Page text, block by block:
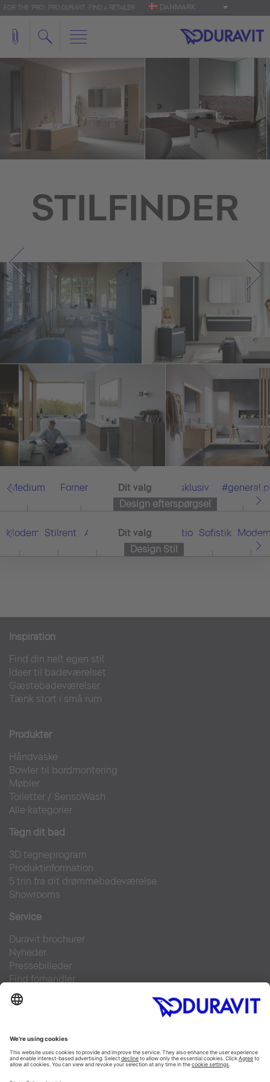
FOR THE 'PRO': PRO.DURAVIT FIND A RETAILER DANMARK
STILFINDER
Medium Fornemme Alle Eksklusiv
Design efterspørgsel
Dit valg
Moderne Stilrent Asian Alle FunktionelSofistikeret
Design Stil
Dit valg
Inspiration
Find din helt egen stil
Ideer til badeværelset
Gæstebadeværelser
Tænk stort i små rum
Produkter
Håndvaske
Bowler til bordmontering
Møbler
Toiletter / SensoWash
Alle kategorier
Tegn dit bad
3D tegneprogram
Produktinformation
5 trin fra dit drømmebadeværelse
Showrooms
Service
Duravit brochurer
Nyheder
Pressebilleder
Find forhandler
Kontakt
FAQs
Facebook
Instagram